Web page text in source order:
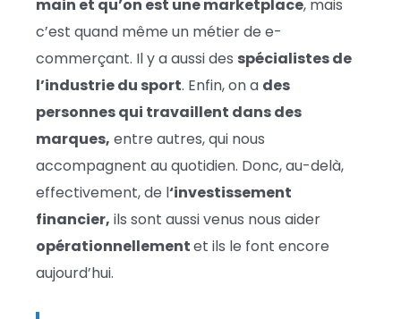
main et qu’on est une marketplace, mais
c’est quand même un métier de e-
commerçant. Il y a aussi des spécialistes de
l’industrie du sport. Enfin, on a des
personnes qui travaillent dans des
marques, entre autres, qui nous
accompagnent au quotidien. Donc, au-delà,
effectivement, de l‘investissement
financier, ils sont aussi venus nous aider
opérationnellementet ils le font encore
aujourd’hui.